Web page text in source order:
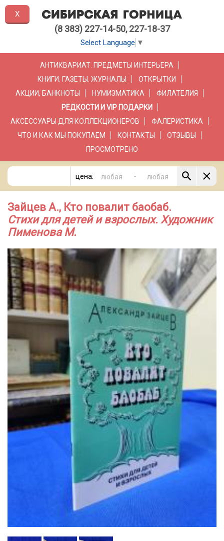
(8 383) 227-14-50, 227-18-37
Select Language ▼
АНТИКВАРИАТ. ПРЕДМЕТЫ ИНТЕРЬЕРА
КНИГИ. ГАЗЕТЫ. ЖУРНАЛЫ
ОТКРЫТКИ
АКЦИИ, БАНКНОТЫ
НУМИЗМАТИКА
ФИЛАТЕЛИЯ
РЕДКОСТИ И VIP ПОДАРКИ
АКСЕССУАРЫ ДЛЯ КОЛЛЕКЦИОНЕРОВ
ФАЛЕРИСТИКА
ЧТО И КАК МЫ ПОКУПАЕМ
КОНТАКТЫ
ОТЗЫВЫ
ПРОСМОТРЕНО
цена: -
Зайцев А., Кто повалит баобаб.
Стихи для детей и взрослых. Художник
Пименова М.
X